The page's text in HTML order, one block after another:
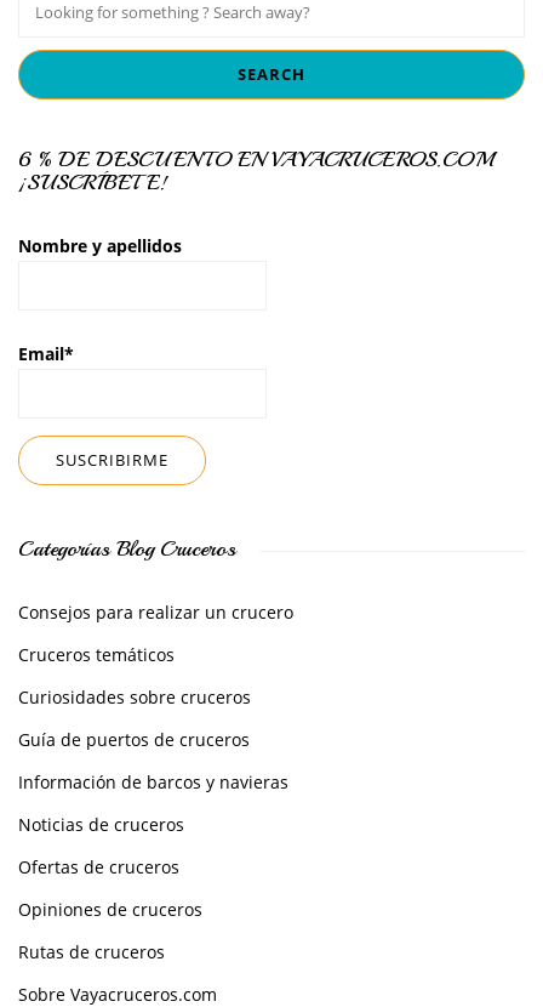
6 % DE DESCUENTO EN VAYACRUCEROS.COM
¡SUSCRÍBETE!
Nombre y apellidos
Email*
Categorías Blog Cruceros
Consejos para realizar un crucero
Cruceros temáticos
Curiosidades sobre cruceros
Guía de puertos de cruceros
Información de barcos y navieras
Noticias de cruceros
Ofertas de cruceros
Opiniones de cruceros
Rutas de cruceros
Sobre Vayacruceros.com